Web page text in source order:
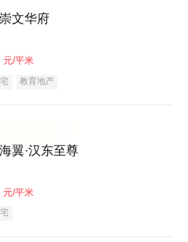
崇文华府
元/平米
教育地产
海翼·汉东至尊
元/平米